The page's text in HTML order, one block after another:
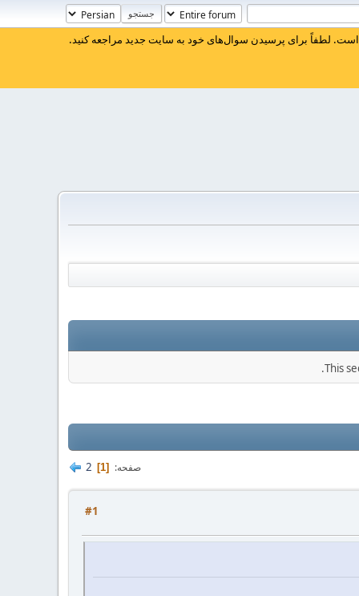
لطفاً برای پرسیدن سوال‌های خود به سایت جدید مراجعه کنید.
This
صفحه 1
2
#1